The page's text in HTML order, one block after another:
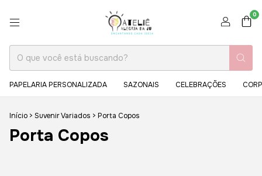
0
PAPELARIA PERSONALIZADA SAZONAIS CELEBRAÇÕES
Início > Suvenir Variados > Porta Copos
Porta Copos